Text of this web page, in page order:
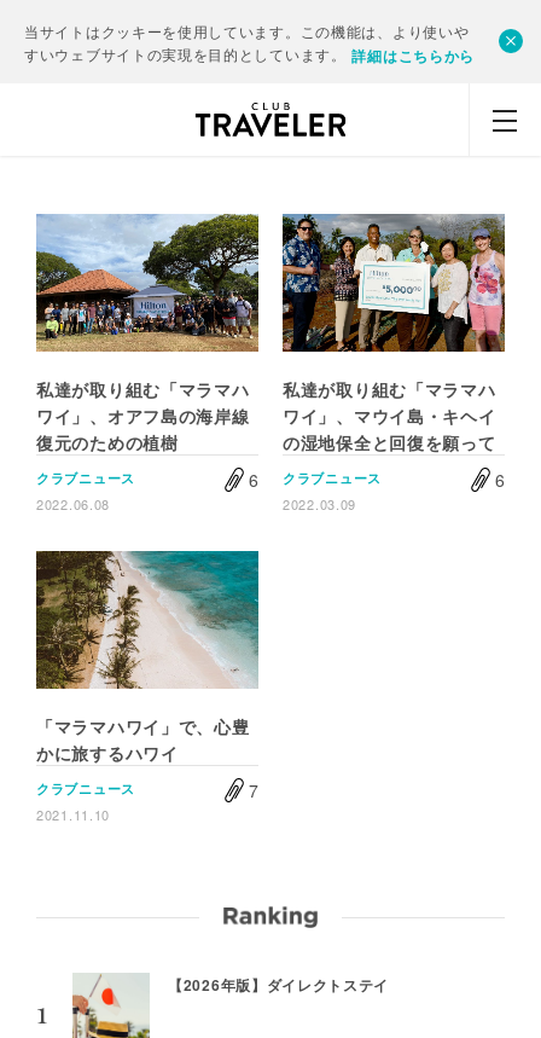
当サイトはクッキーを使用しています。この機能は、より使いや
すいウェブサイトの実現を目的としています。
詳細はこちらから
私達が取り組む「マラマハ
ワイ」、オアフ島の海岸線
復元のための植樹
クラブニュース
2022.06.08
6
私達が取り組む「マラマハ
ワイ」、マウイ島・キヘイ
の湿地保全と回復を願って
クラブニュース
2022.03.09
6
「マラマハワイ」で、心豊
かに旅するハワイ
クラブニュース
2021.11.10
7
【2026年版】ダイレクトステイ